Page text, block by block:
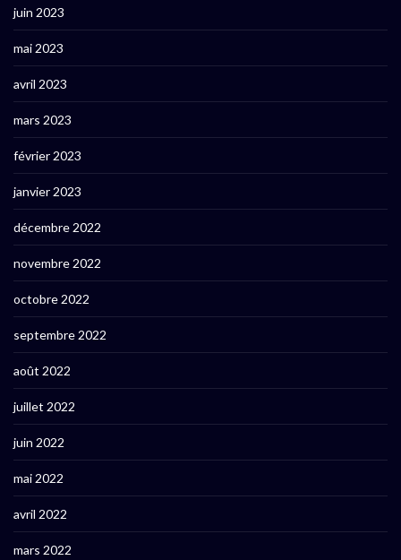
juin 2023
mai 2023
avril 2023
mars 2023
février 2023
janvier 2023
décembre 2022
novembre 2022
octobre 2022
septembre 2022
août 2022
juillet 2022
juin 2022
mai 2022
avril 2022
mars 2022